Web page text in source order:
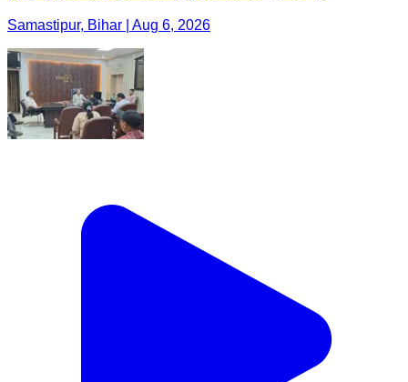
Samastipur, Bihar | Aug 6, 2026